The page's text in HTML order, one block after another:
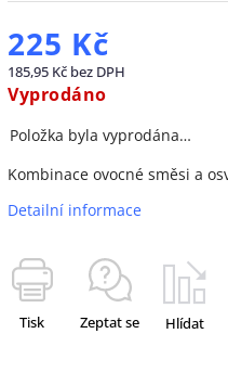
225 Kč
185,95 Kč bez DPH
Vyprodáno
Položka byla vyprodána…
Kombinace ovocné směsi a
Detailní informace
Tisk Zeptat se Hlídat